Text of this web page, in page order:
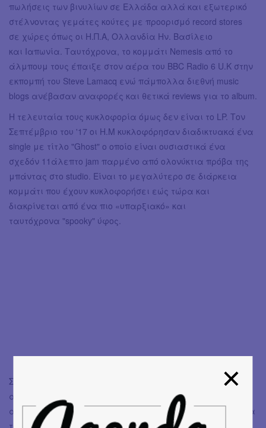
πωλήσεις των βινυλίων σε Ελλάδα αλλά και εξωτερικό
στέλνοντας γεμάτες κούτες με προορισμό record stores
σε χώρες όπως οι Η.Π.Α, Ολλανδία Ην. Βασίλειο
και Ιαπωνία. Ταυτόχρονα, το κομμάτι Nemesis από το
άλμπουμ τους έπαιξε στον αέρα του BBC Radio 6 U.K στην
εκπομπή του Steve Lamacq ενώ πάμπολλα διεθνή music
blogs ανέβασαν αναφορές και θετικά reviews για το album.
Η τελευταία τους κυκλοφορία όμως δεν είναι το LP. Τον
Σεπτέμβριο του '17 οι H.M κυκλοφόρησαν διαδικτυακά ένα
single με τίτλο "Ghost" ο οποίο είναι ουσιαστικά ένα
σχεδόν 11άλεπτο jam παρμένο από ολονύκτια πρόβα της
μπάντας στο studio. Είναι το μεγαλύτερο σε διάρκεια
κομμάτι που έχουν κυκλοφορήσει εώς τώρα και
διακρίνεται από ένα πιο «υπαρξιακό» και
ταυτόχρονα "spooky" ύφος.
Στις 18 Νοέμβρη και ημέρα Σάββατο, οι
θα
ανέβουν στη σκηνή του six d.o.g.s για να μας χαρίσουν
ακόμα ένα μεθυστικό live. Περισσότερες πληροφορίες για